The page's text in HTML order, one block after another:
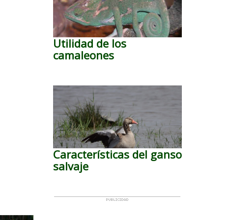
Utilidad de los
camaleones
Características del ganso
salvaje